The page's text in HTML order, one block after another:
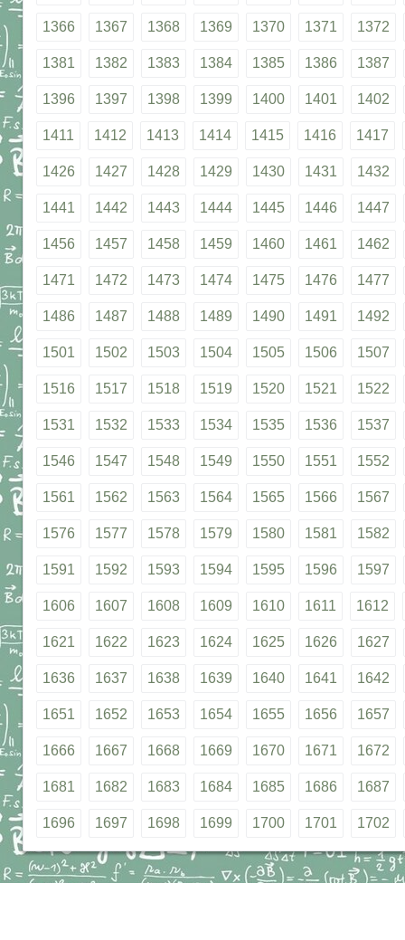
1366 1367 1368 1369 1370 1371 1372
1381 1382 1383 1384 1385 1386 1387
1396 1397 1398 1399 1400 1401 1402
1411 1412 1413 1414 1415 1416 1417
1426 1427 1428 1429 1430 1431 1432
1441 1442 1443 1444 1445 1446 1447
1456 1457 1458 1459 1460 1461 1462
1471 1472 1473 1474 1475 1476 1477
1486 1487 1488 1489 1490 1491 1492
1501 1502 1503 1504 1505 1506 1507
1516 1517 1518 1519 1520 1521 1522
1531 1532 1533 1534 1535 1536 1537
1546 1547 1548 1549 1550 1551 1552
1561 1562 1563 1564 1565 1566 1567
1576 1577 1578 1579 1580 1581 1582
1591 1592 1593 1594 1595 1596 1597
1606 1607 1608 1609 1610 1611 1612
1621 1622 1623 1624 1625 1626 1627
1636 1637 1638 1639 1640 1641 1642
1651 1652 1653 1654 1655 1656 1657
1666 1667 1668 1669 1670 1671 1672
1681 1682 1683 1684 1685 1686 1687
1696 1697 1698 1699 1700 1701 1702